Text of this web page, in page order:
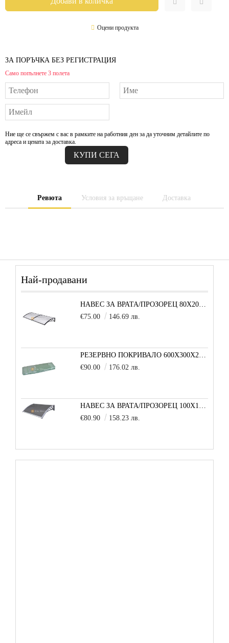
Оцени продукта
ЗА ПОРЪЧКА БЕЗ РЕГИСТРАЦИЯ
Само попълнете 3 полета
Ние ще се свържем с вас в рамките на работния ден за да уточним детайлите по
адреса и цената за доставка.
Ревюта Условия за връщане Доставка
Най-продавани
НАВЕС ЗА ВРАТА/ПРОЗОРЕЦ 80Х200 СМ, ЧЕРНО-ПРОЗРАЧНО
€75.00
146.69 лв.
РЕЗЕРВНО ПОКРИВАЛО 600X300X200 CM SOLE TERRA STRONG ЗА ТУНЕЛНА ОРАНЖЕРИЯ
€90.00
176.02 лв.
НАВЕС ЗА ВРАТА/ПРОЗОРЕЦ 100Х150 СМ, СИВО-СИВО
€80.90
158.23 лв.